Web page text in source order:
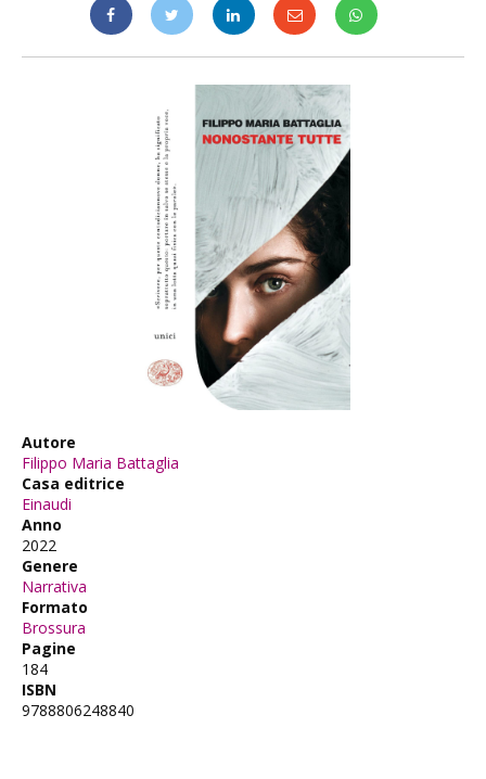
Autore
Filippo Maria Battaglia
Casa editrice
Einaudi
Anno
2022
Genere
Narrativa
Formato
Brossura
Pagine
184
ISBN
9788806248840